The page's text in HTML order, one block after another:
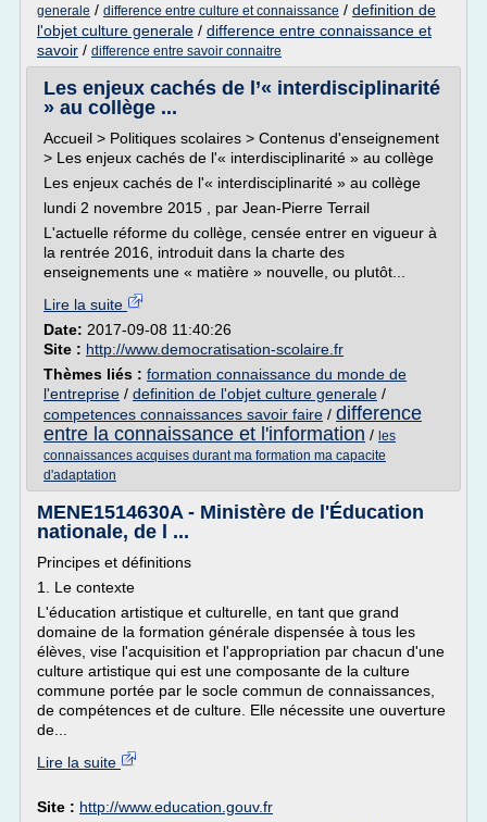
generale / difference entre culture et connaissance / definition de
l'objet culture generale / difference entre connaissance et
savoir / difference entre savoir connaitre
Les enjeux cachés de l’« interdisciplinarité
» au collège ...
Accueil > Politiques scolaires > Contenus d'enseignement
> Les enjeux cachés de l'« interdisciplinarité » au collège
Les enjeux cachés de l'« interdisciplinarité » au collège
lundi 2 novembre 2015 , par Jean-Pierre Terrail
L'actuelle réforme du collège, censée entrer en vigueur à
la rentrée 2016, introduit dans la charte des
enseignements une « matière » nouvelle, ou plutôt...
Lire la suite
Date: 2017-09-08 11:40:26
Site : http://www.democratisation-scolaire.fr
Thèmes liés : formation connaissance du monde de
l'entreprise / definition de l'objet culture generale /
competences connaissances savoir faire / difference
entre la connaissance et l'information / les
connaissances acquises durant ma formation ma capacite
d'adaptation
MENE1514630A - Ministère de l'Éducation
nationale, de l ...
Principes et définitions
1. Le contexte
L'éducation artistique et culturelle, en tant que grand
domaine de la formation générale dispensée à tous les
élèves, vise l'acquisition et l'appropriation par chacun d'une
culture artistique qui est une composante de la culture
commune portée par le socle commun de connaissances,
de compétences et de culture. Elle nécessite une ouverture
de...
Lire la suite
Site : http://www.education.gouv.fr